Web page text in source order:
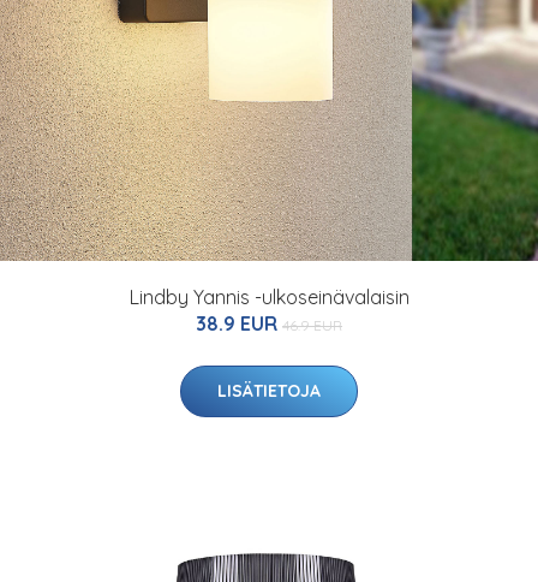
Lindby Yannis -ulkoseinävalaisin
38.9 EUR 46.9 EUR
LISÄTIETOJA